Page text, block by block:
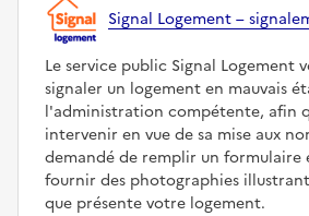
Signal Logement –
Le service public Signal Logement
signaler un logement en mauvais
l'administration compétente, afin
intervenir en vue de sa mise aux
demandé de remplir un formulaire
fournir des photographies
que présente votre logement.